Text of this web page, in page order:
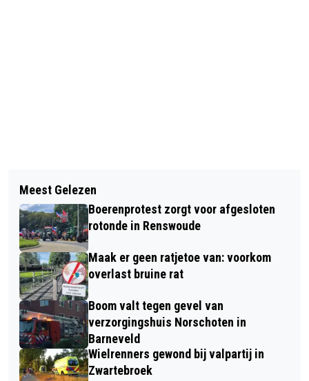
OPEN DAG MBO
TECHNIEKOPLEIDINGEN MIDDEN-
NEDERLAND
ONTMOET & GROET DE
BURGEMEESTER
Meest Gelezen
Boerenprotest zorgt voor afgesloten
rotonde in Renswoude
Maak er geen ratjetoe van: voorkom
overlast bruine rat
Boom valt tegen gevel van
verzorgingshuis Norschoten in
Barneveld
Wielrenners gewond bij valpartij in
Zwartebroek